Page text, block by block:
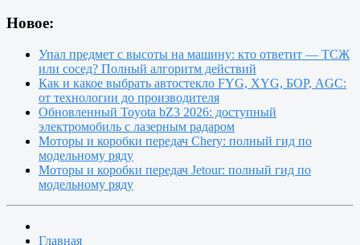
Новое:
Упал предмет с высоты на машину: кто ответит — ТСЖ
или сосед? Полный алгоритм действий
Как и какое выбрать автостекло FYG, XYG, БОР, AGC:
от технологии до производителя
Обновленный Toyota bZ3 2026: доступный
электромобиль с лазерным радаром
Моторы и коробки передач Chery: полный гид по
модельному ряду
Моторы и коробки передач Jetour: полный гид по
модельному ряду
Главная